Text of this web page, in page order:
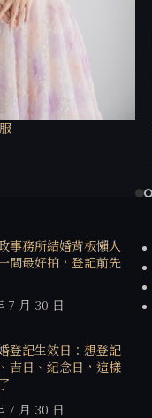
事務所結婚背板懶人
間最好拍，登記前先
7 月 30 日
登記生效日：想登記
吉日、紀念日，這樣
7 月 30 日